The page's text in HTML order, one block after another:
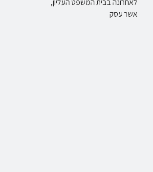
לאחרונה בבית המשפט העליון,
אשר עסק